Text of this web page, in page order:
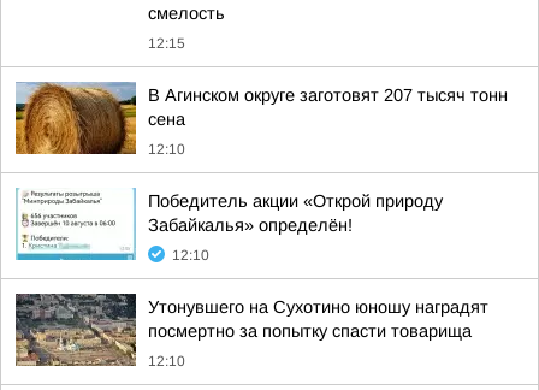
смелость
12:15
В Агинском округе заготовят 207 тысяч тонн
сена
12:10
Победитель акции «Открой природу
Забайкалья» определён!
12:10
Утонувшего на Сухотино юношу наградят
посмертно за попытку спасти товарища
12:10